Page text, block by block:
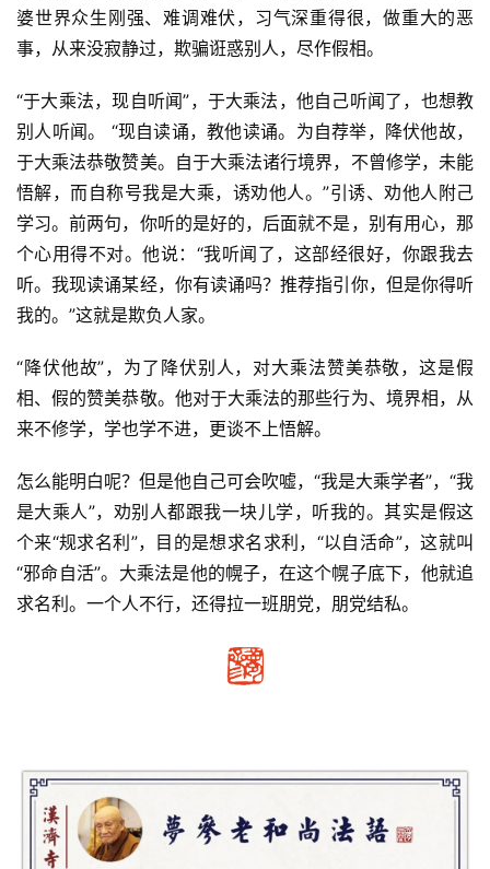
资
讯
八
点
僧
音
心
乐
婆世界众生刚强、难调难伏，习气深重得很，做重大的恶
事，从来没寂静过，欺骗诳惑别人，尽作假相。
“于大乘法，现自听闻”，于大乘法，他自己听闻了，也想教
别人听闻。 “现自读诵，教他读诵。为自荐举，降伏他故，
于大乘法恭敬赞美。自于大乘法诸行境界，不曾修学，未能
悟解，而自称号我是大乘，诱劝他人。”引诱、劝他人附己
学习。前两句，你听的是好的，后面就不是，别有用心，那
个心用得不对。他说：“我听闻了，这部经很好，你跟我去
听。我现读诵某经，你有读诵吗？推荐指引你，但是你得听
我的。”这就是欺负人家。
“降伏他故”，为了降伏别人，对大乘法赞美恭敬，这是假
相、假的赞美恭敬。他对于大乘法的那些行为、境界相，从
来不修学，学也学不进，更谈不上悟解。
怎么能明白呢？但是他自己可会吹嘘，“我是大乘学者”，“我
是大乘人”，劝别人都跟我一块儿学，听我的。其实是假这
个来“规求名利”，目的是想求名求利，“以自活命”，这就叫
“邪命自活”。大乘法是他的幌子，在这个幌子底下，他就追
求名利。一个人不行，还得拉一班朋党，朋党结私。